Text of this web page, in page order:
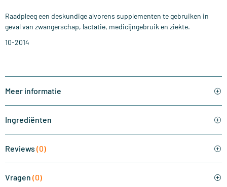
Raadpleeg een deskundige alvorens supplementen te gebruiken in
geval van zwangerschap, lactatie, medicijngebruik en ziekte.
10-2014
Meer informatie
Ingrediënten
Reviews (0)
Vragen (0)